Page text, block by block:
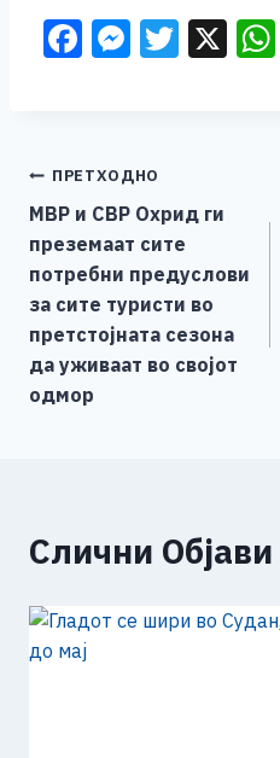
F
b
o
o
k
M
n
g
er
T X
Навигација
на
напис
ПРЕТХОДНО
МВР и СВР Охрид ги
преземаат сите
потребни предуслови
за сите туристи во
претстојната сезона
да уживаат во својот
одмор
Слични Објави